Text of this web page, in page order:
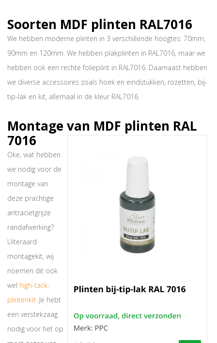
Soorten MDF plinten RAL7016
We hebben moderne plinten in 3 verschillende hoogtes: 70mm,
90mm en 120mm. We hebben plakplinten in RAL7016, maar we
hebben ook een rechte folieplint in RAL7016. Daarnaast hebben
we diverse accessoires zoals hoek en eindstukken, rozetten, bij-
tip-lak en kit, allemaal in de kleur RAL7016.
Montage van MDF plinten RAL
7016
Oke, wat hebben
we nodig voor de
montage van
deze prachtige
antracietgrijze
randafwerking?
Uiteraard
montagekit, wij
noemen dit ook
wel high-tack-
plintenkit. Je hebt
een verstekzaag
nodig voor het op